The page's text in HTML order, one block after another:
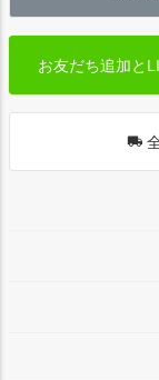
お友だち追加と